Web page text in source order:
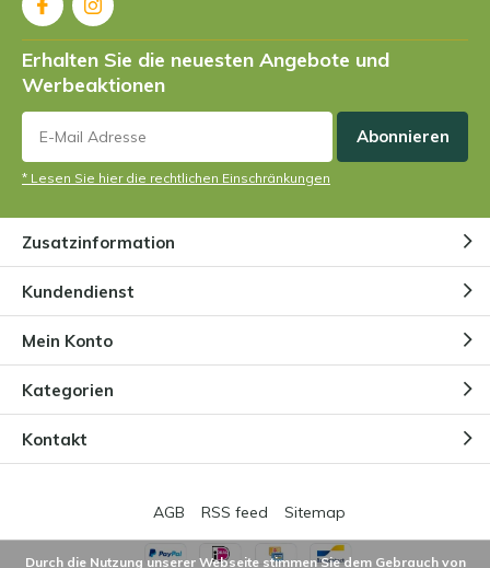
Erhalten Sie die neuesten Angebote und
Werbeaktionen
Abonnieren
* Lesen Sie hier die rechtlichen Einschränkungen
Zusatzinformation
Kundendienst
Mein Konto
Kategorien
Kontakt
AGB RSS feed Sitemap
Durch die Nutzung unserer Webseite stimmen Sie dem Gebrauch von